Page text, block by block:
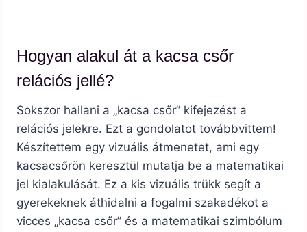
Hogyan alakul át a kacsa csőr
relációs jellé?
Sokszor hallani a „kacsa csőr” kifejezést a
relációs jelekre. Ezt a gondolatot továbbvittem!
Készítettem egy vizuális átmenetet, ami egy
kacsacsőrön keresztül mutatja be a matematikai
jel kialakulását. Ez a kis vizuális trükk segít a
gyerekeknek áthidalni a fogalmi szakadékot a
vicces „kacsa csőr” és a matematikai szimbólum